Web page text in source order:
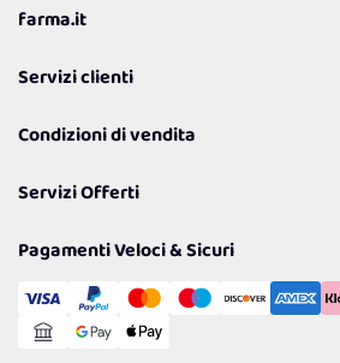
farma.it
Coupon
Lavora con noi
Politiche per la parità di genere
Servizi clienti
Richiamami
Resi
Condizioni di vendita
Spedizioni
Cookie Policy
Gestisci Cookie
Servizi Offerti
Reso Facile e Veloce
Pagamenti Veloci & Sicuri